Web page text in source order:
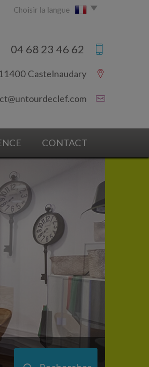
Choisir la langue
04 68 23 46 62
Castelnaudary
CONTACT